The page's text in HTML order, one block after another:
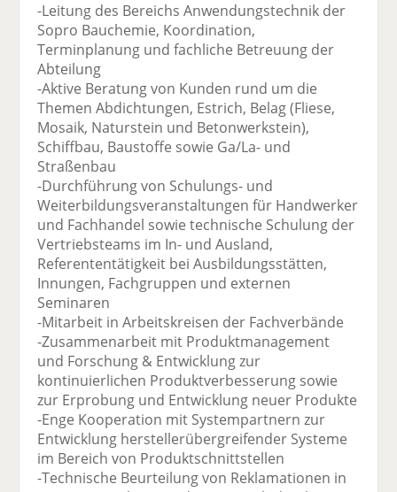
-Leitung des Bereichs Anwendungstechnik der
Sopro Bauchemie, Koordination,
Terminplanung und fachliche Betreuung der
Abteilung
-Aktive Beratung von Kunden rund um die
Themen Abdichtungen, Estrich, Belag (Fliese,
Mosaik, Naturstein und Betonwerkstein),
Schiffbau, Baustoffe sowie Ga/La- und
Straßenbau
-Durchführung von Schulungs- und
Weiterbildungsveranstaltungen für Handwerker
und Fachhandel sowie technische Schulung der
Vertriebsteams im In- und Ausland,
Referententätigkeit bei Ausbildungsstätten,
Innungen, Fachgruppen und externen
Seminaren
-Mitarbeit in Arbeitskreisen der Fachverbände
-Zusammenarbeit mit Produktmanagement
und Forschung & Entwicklung zur
kontinuierlichen Produktverbesserung sowie
zur Erprobung und Entwicklung neuer Produkte
-Enge Kooperation mit Systempartnern zur
Entwicklung herstellerübergreifender Systeme
im Bereich von Produktschnittstellen
-Technische Beurteilung von Reklamationen in